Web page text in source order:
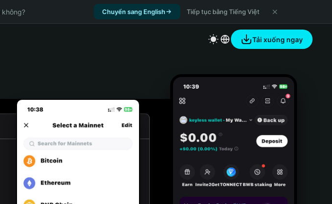
không? Chuyển sang English Tiếp tục bằng Tiếng Việt
Tải xuống ngay